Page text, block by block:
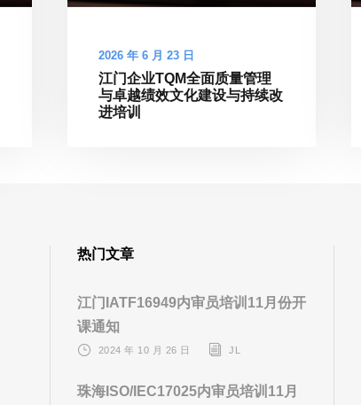
2026 年 6 月 23 日
江门企业TQM全面质量管理
与卓越绩效文化建设与持续改
进培训
热门文章
江门IATF16949内审员培训11月份开
课通知
2024 年 10 月 26 日 JL
珠海ISO/IEC17025内审员培训11月